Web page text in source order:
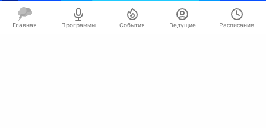
Главная Программы События Ведущие Расписание